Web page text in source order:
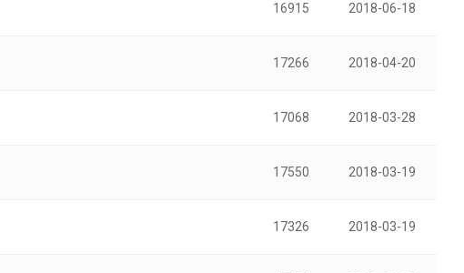
16915 2018-06-18
17266 2018-04-20
17068 2018-03-28
17550 2018-03-19
17326 2018-03-19